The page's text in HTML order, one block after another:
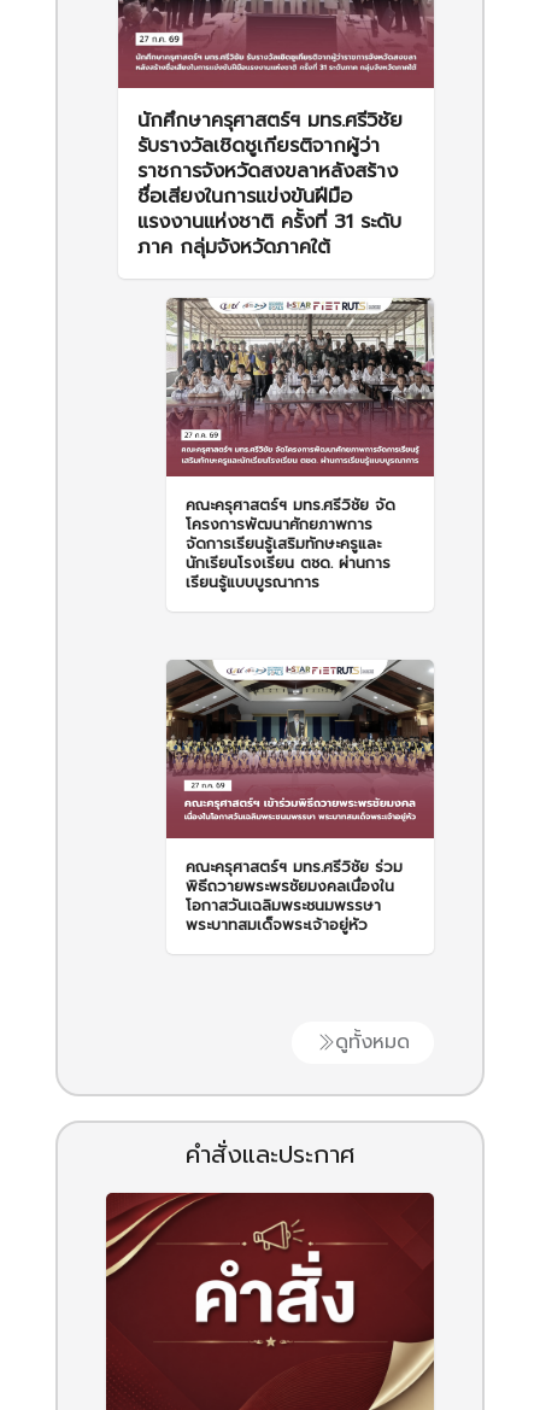
นักศึกษาครุศาสตร์ฯ มทร.ศรีวิชัย
รับรางวัลเชิดชูเกียรติจากผู้ว่า
ราชการจังหวัดสงขลาหลังสร้าง
ชื่อเสียงในการแข่งขันฝีมือ
แรงงานแห่งชาติ ครั้งที่ 31 ระดับ
ภาค กลุ่มจังหวัดภาคใต้
คณะครุศาสตร์ฯ มทร.ศรีวิชัย จัด
โครงการพัฒนาศักยภาพการ
จัดการเรียนรู้เสริมทักษะครูและ
นักเรียนโรงเรียน ตชด. ผ่านการ
เรียนรู้แบบบูรณาการ
คณะครุศาสตร์ฯ มทร.ศรีวิชัย ร่วม
พิธีถวายพระพรชัยมงคลเนื่องใน
โอกาสวันเฉลิมพระชนมพรรษา
พระบาทสมเด็จพระเจ้าอยู่หัว
ดูทั้งหมด
คำสั่งและประกาศ